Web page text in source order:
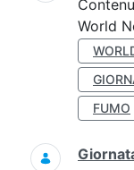
World
FUMO